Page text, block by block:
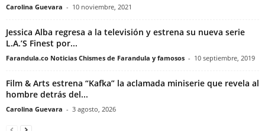
Carolina Guevara - 10 noviembre, 2021
Jessica Alba regresa a la televisión y estrena su nueva serie
L.A.’S Finest por...
Farandula.co Noticias Chismes de Farandula y famosos - 10 septiembre, 2019
Film & Arts estrena “Kafka” la aclamada miniserie que revela al
hombre detrás del...
Carolina Guevara - 3 agosto, 2026